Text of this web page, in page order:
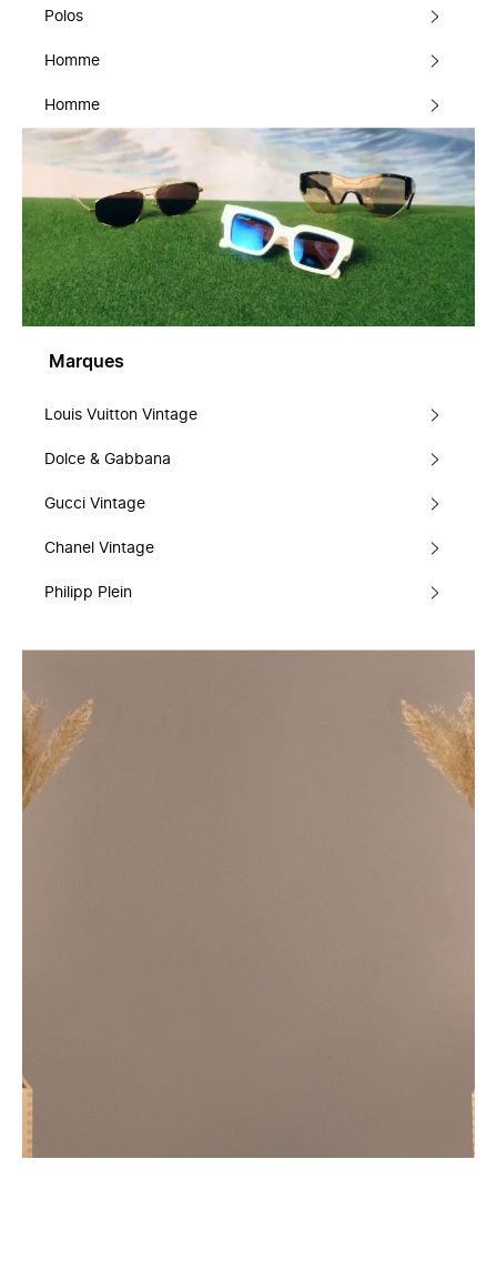
Polos
Homme
Homme
Marques
Louis Vuitton Vintage
Dolce & Gabbana
Gucci Vintage
Chanel Vintage
Philipp Plein